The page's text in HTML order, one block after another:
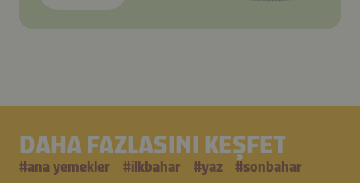
DAHA FAZLASINI KEŞFET
#ana yemekler #i̇lkbahar #yaz #sonbahar